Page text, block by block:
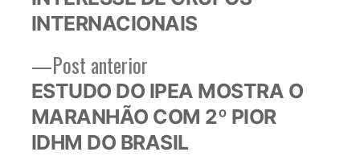
Post
Post anteriorPost
anterior:
ESTUDO DO IPEA MOSTRA O
MARANHÃO COM 2º PIOR
IDHM DO BRASIL
INTERNACIONAIS